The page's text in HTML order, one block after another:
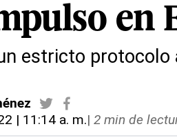
en
estricto
| 11:14 a. m.| 2 min de